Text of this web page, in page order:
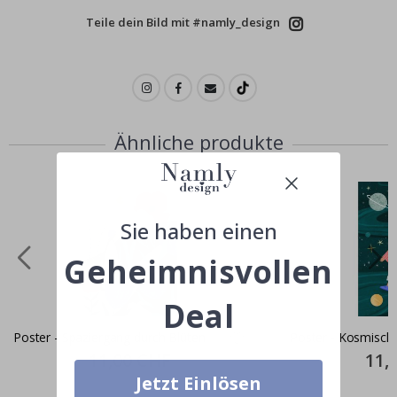
Teile dein Bild mit #namly_design
Ähnliche produkte
Poster - Spaziergang durch Blüten
11,00 CHF
Poster -
Price
Sie haben einen
Geheimnisvollen
Deal
Jetzt Einlösen